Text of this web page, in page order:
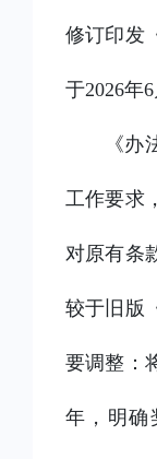
修订印发
于2026年
《
工作要求
对原有条
较于旧版
要调整：
年，明确